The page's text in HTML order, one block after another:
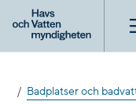
till
innehåll
Badplatser och